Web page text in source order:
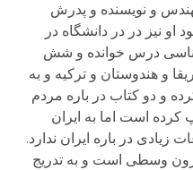
و نویسنده و پدرش
نیز در در دانشگاه در
درس خوانده و شش
و هندوستان و ترکیه و به
و دو کتاب در باره مردم
کرده است اما به ایران
زیادی در باره ایران ندارد.
وسطی است و به تدریج